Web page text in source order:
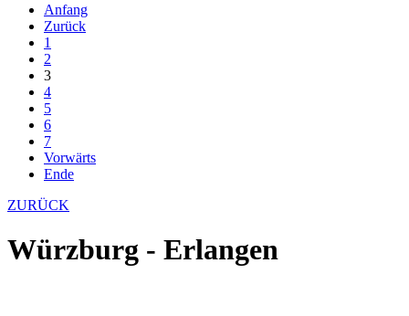
Anfang
Zurück
1
2
3
4
5
6
7
Vorwärts
Ende
ZURÜCK
Würzburg - Erlangen